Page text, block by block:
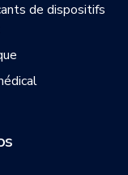
de dispositifs